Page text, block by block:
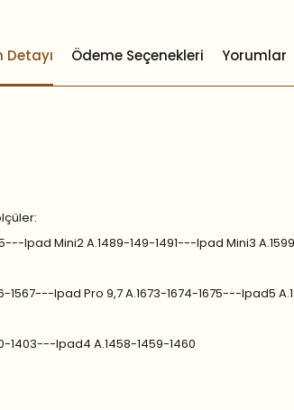
Detayı Ödeme Seçenekleri Yorumlar
Ipad Mini2 A.1489-149-1491---Ipad Mini3
Ipad Pro 9,7 A.1673-1674-1675---Ipad5
1403---Ipad4 A.1458-1459-1460